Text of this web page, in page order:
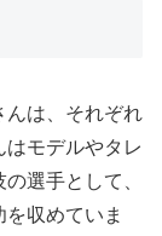
んは、それぞれ
モデルやタレ
選手として、
収めていま